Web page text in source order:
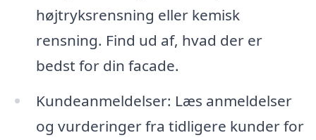
højtryksrensning eller kemisk
rensning. Find ud af, hvad der er
bedst for din facade.
Kundeanmeldelser: Læs anmeldelser
og vurderinger fra tidligere kunder for